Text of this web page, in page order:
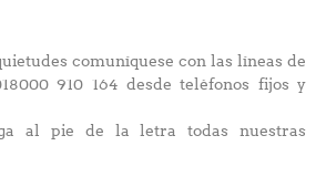
comuníquese con las líneas de
910 164 desde teléfonos fijos y
al pie de la letra todas nuestras